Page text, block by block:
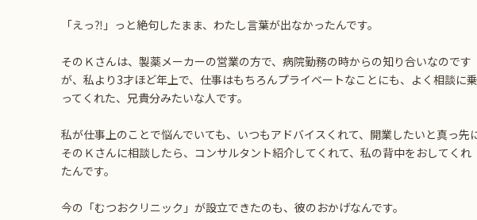
「えっ⁈」っと絶句したまま、わたし言葉が出なかったんです。
そのＫさんは、製薬メーカーの営業の方で、病院勤務の時からの知り合いなのです
が、私より3才ほど年上で、仕事はもちろんプライベートなことにも、よく相談に乗
ってくれた、兄貴分みたいな人です。
私が仕事上のことで悩んでいても、いつもアドバイスくれて、開業したいと真っ先
そのＫさんに相談したら、コンサルタント紹介してくれて、私の背中をおしてくれ
たんです。
今の「むつおクリニック」が設立できたのも、彼のおかげなんです。